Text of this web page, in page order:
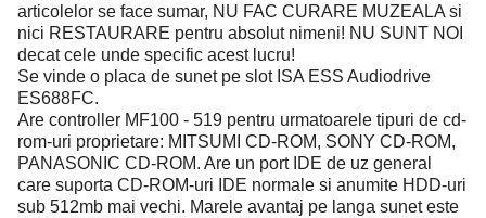
articolelor se face sumar, NU FAC CURARE MUZEALA si
nici RESTAURARE pentru absolut nimeni! NU SUNT NOI
decat cele unde specific acest lucru!
Se vinde o placa de sunet pe slot ISA ESS Audiodrive
ES688FC.
Are controller MF100 - 519 pentru urmatoarele tipuri de cd-
rom-uri proprietare: MITSUMI CD-ROM, SONY CD-ROM,
PANASONIC CD-ROM. Are un port IDE de uz general
care suporta CD-ROM-uri IDE normale si anumite HDD-uri
sub 512mb mai vechi. Marele avantaj pe langa sunet este